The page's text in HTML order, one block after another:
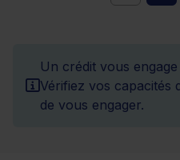
Un crédit vous
Vérifiez vos capacités
de vous engager.